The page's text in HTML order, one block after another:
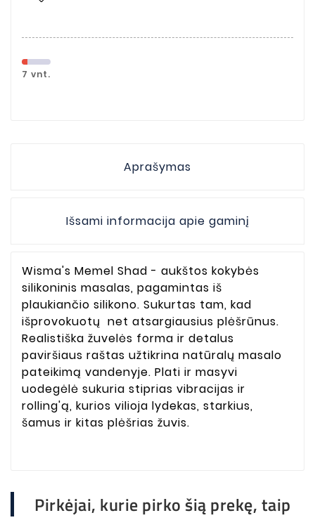
7 vnt.
Aprašymas
Išsami informacija apie gaminį
Wisma's Memel Shad - aukštos kokybės
silikoninis masalas, pagamintas iš
plaukiančio silikono. Sukurtas tam, kad
išprovokuotų net atsargiausius plėšrūnus.
Realistiška žuvelės forma ir detalus
paviršiaus raštas užtikrina natūralų masalo
pateikimą vandenyje. Plati ir masyvi
uodegėlė sukuria stiprias vibracijas ir
rolling'ą, kurios vilioja lydekas, starkius,
šamus ir kitas plėšrias žuvis.
Pirkėjai, kurie pirko šią prekę, taip